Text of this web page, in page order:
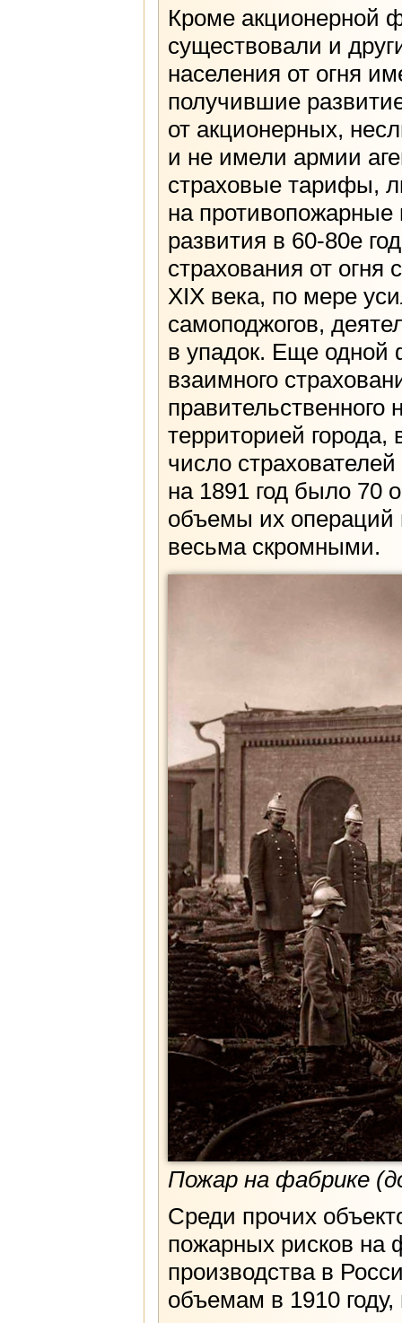
Кроме акционерной
существовали и
населения от огня
получившие
от акционерных,
и не имели армии
страховые тарифы,
на противопожарные
развития в 60-80е
страхования от
XIX века, по мере
самоподжогов,
в упадок. Еще одной
взаимного
территорией
число
на 1891 год было 70
объемы их
весьма скромными.
Пожар на фабрике
Среди прочих
пожарных рисков на
производства в
объемам в 1910